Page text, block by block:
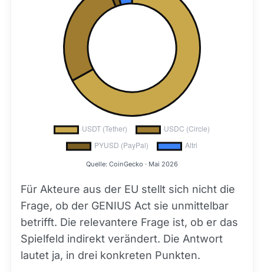
Quelle: CoinGecko · Mai 2026
Für Akteure aus der EU stellt sich nicht die
Frage, ob der GENIUS Act sie unmittelbar
betrifft. Die relevantere Frage ist, ob er das
Spielfeld indirekt verändert. Die Antwort
lautet ja, in drei konkreten Punkten.